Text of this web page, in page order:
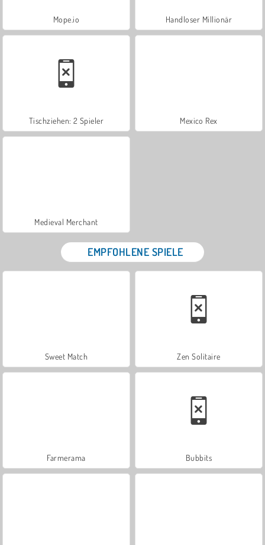
Mope.io Handloser Millionär
Tischziehen: 2 Spieler Mexico Rex
Medieval Merchant
EMPFOHLENE SPIELE
Sweet Match Zen Solitaire
Farmerama Bubbits